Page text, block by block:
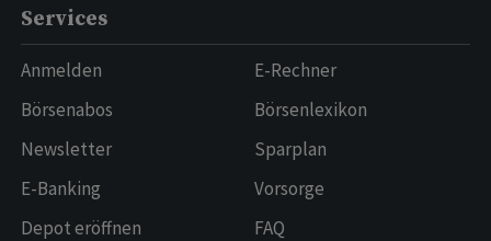
Services
Anmelden
Börsenabos
Newsletter
E-Banking
Depot eröffnen
E-Rechner
Börsenlexikon
Sparplan
Vorsorge
FAQ